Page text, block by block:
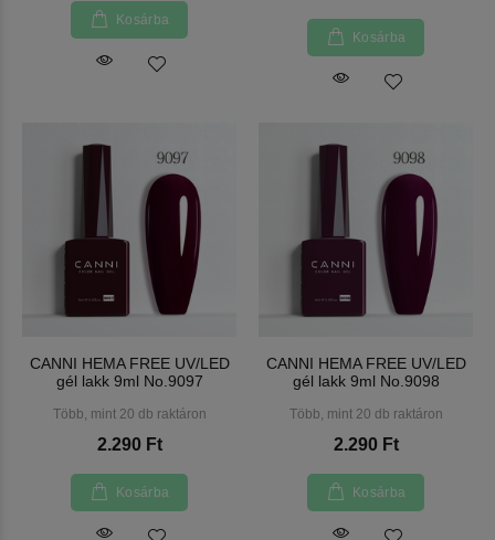
Kosárba
Kosárba
CANNI HEMA FREE UV/LED
gél lakk 9ml No.9097
Több, mint 20 db raktáron
2.290 Ft
Kosárba
CANNI HEMA FREE UV/LED
gél lakk 9ml No.9098
Több, mint 20 db raktáron
2.290 Ft
Kosárba